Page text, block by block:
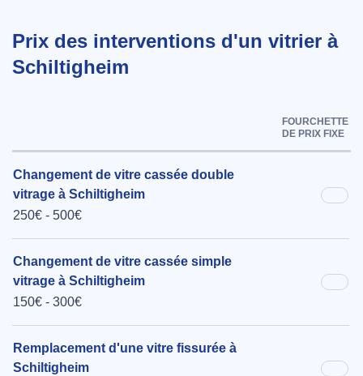
Prix des interventions d'un vitrier à
Schiltigheim
FOURCHETTE
DE PRIX FIXE
Changement de vitre cassée double
vitrage à Schiltigheim
250€ - 500€
Changement de vitre cassée simple
vitrage à Schiltigheim
150€ - 300€
Remplacement d'une vitre fissurée à
Schiltigheim